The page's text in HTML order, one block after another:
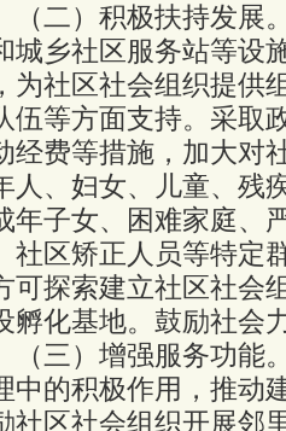
）积极扶持发展。
城乡社区服务站等设
为社区社会组织提供
伍等方面支持。采取
经费等措施，加大对
人、妇女、儿童、残
年子女、困难家庭、
社区矫正人员等特定
可探索建立社区社会
孵化基地。鼓励社会
）增强服务功能。
中的积极作用，推动
社区社会组织开展邻